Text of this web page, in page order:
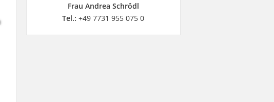
Frau Andrea Schrödl
Tel.: +49 7731 955 075 0